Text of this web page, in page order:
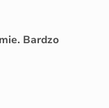
Bardzo